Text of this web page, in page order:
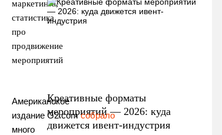
Американское
издание G2.comсобрало
много
Креативные форматы
мероприятий — 2026: куда
движется ивент-индустрия